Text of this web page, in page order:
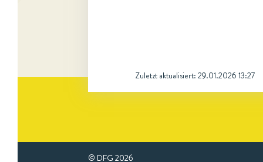
Zuletzt aktualisiert: 29.01.2026 13:27
© DFG 2026